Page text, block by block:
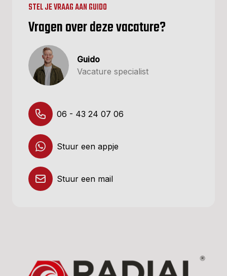
STEL JE VRAAG AAN GUIDO
Vragen over deze vacature?
Guido
Vacature specialist
06 - 43 24 07 06
Stuur een appje
Stuur een mail